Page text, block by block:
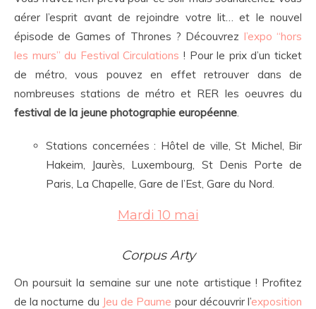
aérer l’esprit avant de rejoindre votre lit… et le nouvel
épisode de Games of Thrones ? Découvrez l’expo “hors
les murs” du Festival Circulations ! Pour le prix d’un ticket
de métro, vous pouvez en effet retrouver dans de
nombreuses stations de métro et RER les oeuvres du
festival de la jeune photographie européenne
Stations concernées : Hôtel de ville, St Michel, Bir
Hakeim, Jaurès, Luxembourg, St Denis Porte de
Paris, La Chapelle, Gare de l’Est, Gare du Nord.
Mardi 10 mai
Corpus Arty
On poursuit la semaine sur une note artistique ! Profitez
de la nocturne du Jeu de Paume pour découvrir l’exposition